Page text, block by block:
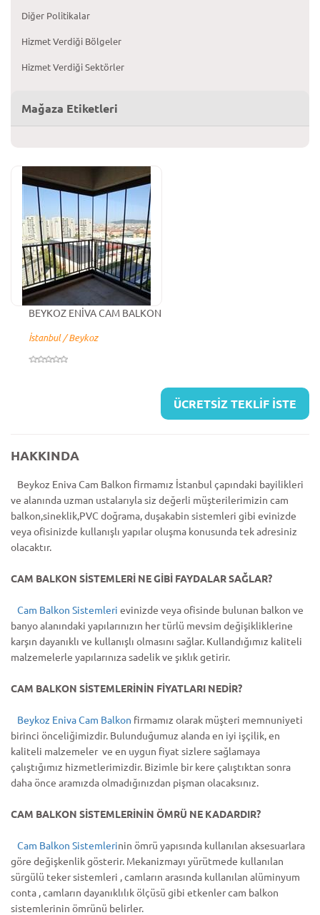
Diğer Politikalar
Hizmet Verdiği Bölgeler
Hizmet Verdiği Sektörler
Mağaza Etiketleri
BEYKOZ ENİVA CAM BALKON
İstanbul / Beykoz
ÜCRETSİZ TEKLİF İSTE
HAKKINDA
Beykoz Eniva Cam Balkon firmamız İstanbul çapındaki bayilikleri
ve alanında uzman ustalarıyla siz değerli müşterilerimizin cam
balkon,sineklik,PVC doğrama, duşakabin sistemleri gibi evinizde
veya ofisinizde kullanışlı yapılar oluşma konusunda tek adresiniz
olacaktır.
CAM BALKON SİSTEMLERİ NE GİBİ FAYDALAR SAĞLAR?
Cam Balkon Sistemleri evinizde veya ofisinde bulunan balkon ve
banyo alanındaki yapılarınızın her türlü mevsim değişikliklerine
karşın dayanıklı ve kullanışlı olmasını sağlar. Kullandığımız kaliteli
malzemelerle yapılarınıza sadelik ve şıklık getirir.
CAM BALKON SİSTEMLERİNİN FİYATLARI NEDİR?
Beykoz Eniva Cam Balkon firmamız olarak müşteri memnuniyeti
birinci önceliğimizdir. Bulunduğumuz alanda en iyi işçilik, en
kaliteli malzemeler ve en uygun fiyat sizlere sağlamaya
çalıştığımız hizmetlerimizdir. Bizimle bir kere çalıştıktan sonra
daha önce aramızda olmadığınızdan pişman olacaksınız.
CAM BALKON SİSTEMLERİNİN ÖMRÜ NE KADARDIR?
Cam Balkon Sistemlerinin ömrü yapısında kullanılan aksesuarlara
göre değişkenlik gösterir. Mekanizmayı yürütmede kullanılan
sürgülü teker sistemleri , camların arasında kullanılan alüminyum
conta , camların dayanıklılık ölçüsü gibi etkenler cam balkon
sistemlerinin ömrünü belirler.